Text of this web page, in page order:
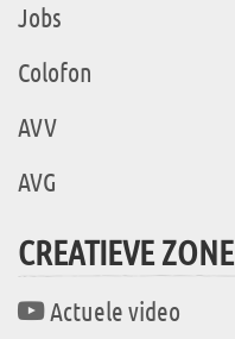
Jobs
Colofon
AVV
AVG
CREATIEVE ZONE
Actuele video